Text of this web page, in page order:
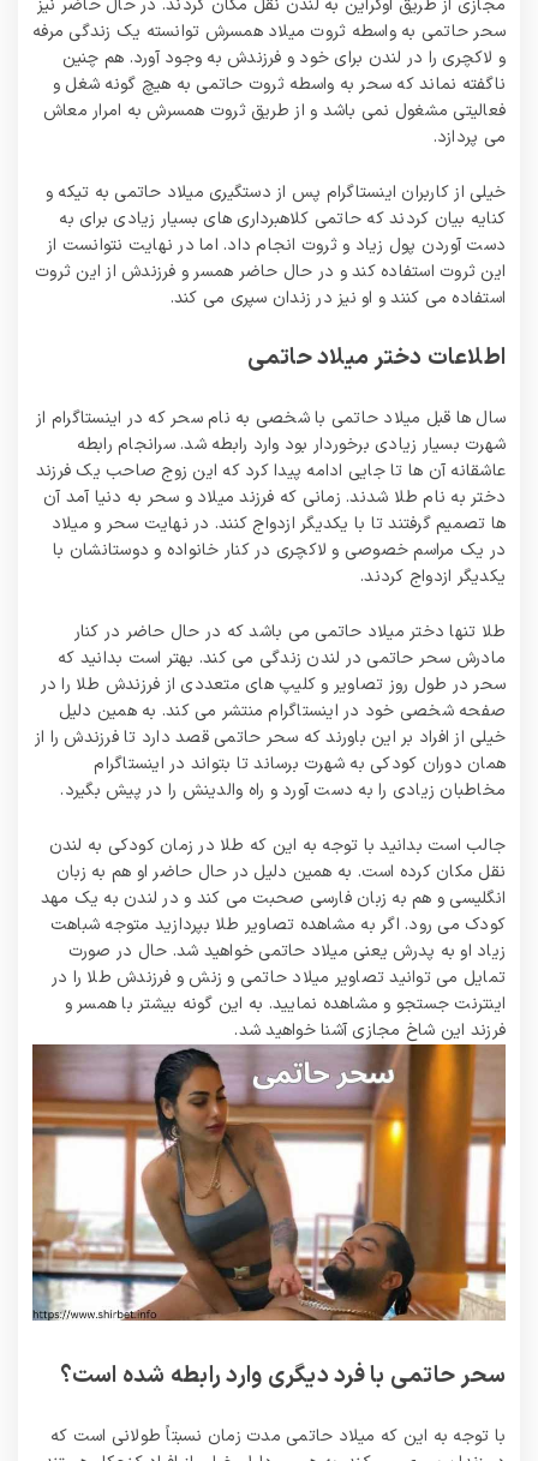
مجازی از طریق اوکراین به لندن نقل مکان کردند. در حال حاضر نیز
سحر حاتمی به واسطه ثروت میلاد همسرش توانسته یک زندگی مرفه
و لاکچری را در لندن برای خود و فرزندش به وجود آورد. هم چنین
ناگفته نماند که سحر به واسطه ثروت حاتمی به هیچ گونه شغل و
فعالیتی مشغول نمی‌ باشد و از طریق ثروت همسرش به امرار معاش
می‌ پردازد.
خیلی از کاربران اینستاگرام پس از دستگیری میلاد حاتمی به تیکه و
کنایه بیان کردند که حاتمی کلاهبرداری‌ های بسیار زیادی برای به
دست آوردن پول زیاد و ثروت انجام داد. اما در نهایت نتوانست از
این ثروت استفاده کند و در حال حاضر همسر و فرزندش از این ثروت
استفاده می‌ کنند و او نیز در زندان سپری می‌ کند.
اطلاعات دختر میلاد حاتمی
سال‌ ها قبل میلاد حاتمی با شخصی به نام سحر که در اینستاگرام از
شهرت بسیار زیادی برخوردار بود وارد رابطه شد. سرانجام رابطه
عاشقانه آن ها تا جایی ادامه پیدا کرد که این زوج صاحب یک فرزند
دختر به نام طلا شدند. زمانی که فرزند میلاد و سحر به دنیا آمد آن
ها تصمیم گرفتند تا با یکدیگر ازدواج کنند. در نهایت سحر و میلاد
در یک مراسم خصوصی و لاکچری در کنار خانواده و دوستانشان با
یکدیگر ازدواج کردند.
طلا تنها دختر میلاد حاتمی می‌ باشد که در حال حاضر در کنار
مادرش سحر حاتمی در لندن زندگی می‌ کند. بهتر است بدانید که
سحر در طول روز تصاویر و کلیپ‌ های متعددی از فرزندش طلا را در
صفحه شخصی خود در اینستاگرام منتشر می‌ کند. به همین دلیل
خیلی از افراد بر این باورند که سحر حاتمی قصد دارد تا فرزندش را از
همان دوران کودکی به شهرت برساند تا بتواند در اینستاگرام
مخاطبان زیادی را به دست آورد و راه والدینش را در پیش بگیرد.
جالب است بدانید با توجه به این که طلا در زمان کودکی به لندن
نقل مکان کرده است. به همین دلیل در حال حاضر او هم به زبان
انگلیسی و هم به زبان فارسی صحبت می‌ کند و در لندن به یک مهد
کودک می رود. اگر به مشاهده تصاویر طلا بپردازید متوجه شباهت
زیاد او به پدرش یعنی میلاد حاتمی خواهید شد. حال در صورت
تمایل می‌ توانید تصاویر میلاد حاتمی و زنش و فرزندش طلا را در
اینترنت جستجو و مشاهده نمایید. به این گونه بیشتر با همسر و
فرزند این شاخ مجازی آشنا خواهید شد.
سحر حاتمی با فرد دیگری وارد رابطه شده است؟
با توجه به این که میلاد حاتمی مدت زمان نسبتاً طولانی است که